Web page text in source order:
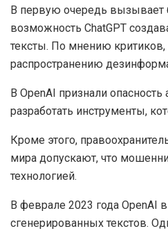
В первую очередь вызывает
возможность ChatGPT
тексты. По мнению критиков,
распространению
В OpenAI признали
разработать инструменты,
Кроме этого,
мира допускают, что
технологией.
В феврале 2023 года OpenAI
сгенерированных текстов.